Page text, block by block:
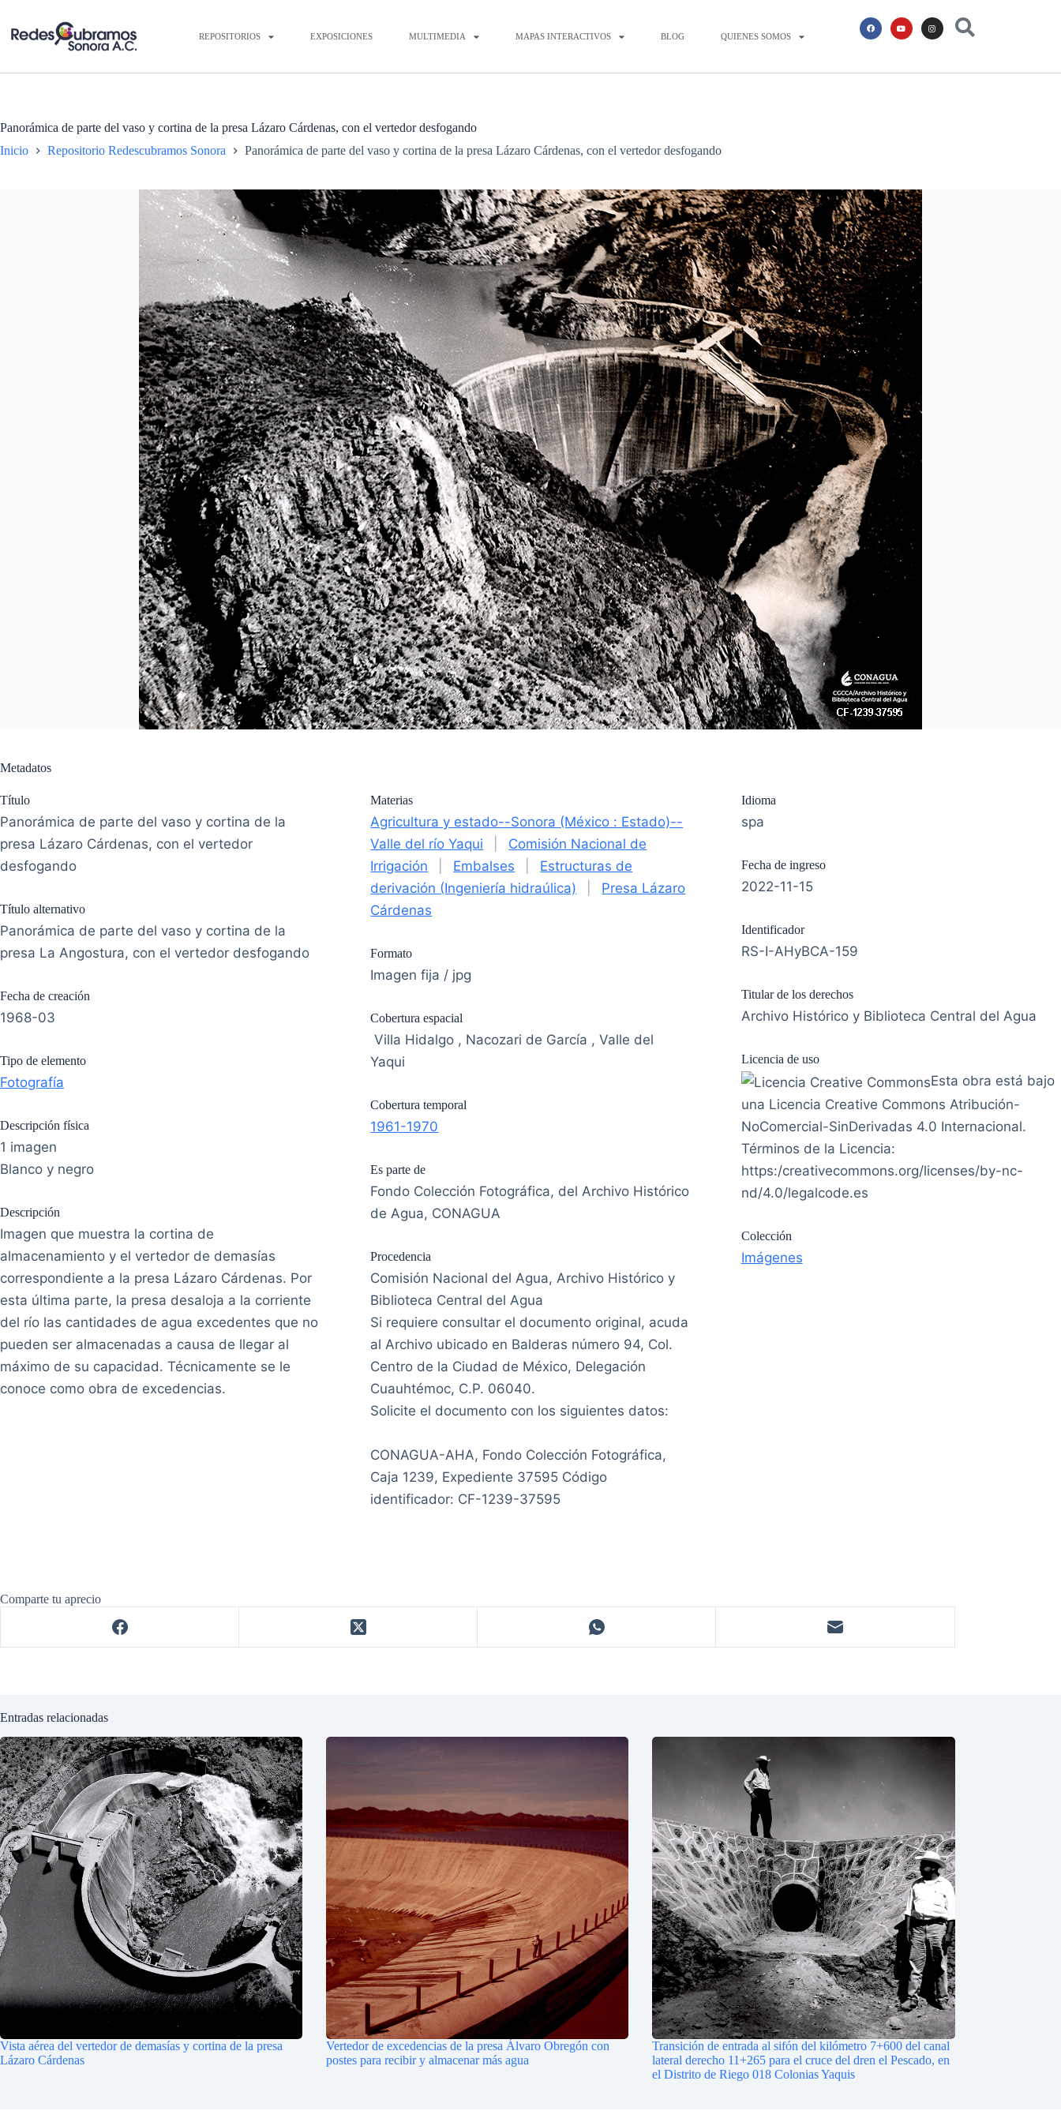
REPOSITORIOS EXPOSICIONES MULTIMEDIA MAPAS INTERACTIVOS BLOG QUIENES SOMOS
Panorámica de parte del vaso y cortina de la presa Lázaro Cárdenas, con el vertedor desfogando
Inicio
Repositorio Redescubramos Sonora Panorámica de parte del vaso y cortina de la presa Lázaro Cárdenas, con el vertedor desfogando
Metadatos
Título
Panorámica de parte del vaso y cortina de la
presa Lázaro Cárdenas, con el vertedor
desfogando
Título alternativo
Panorámica de parte del vaso y cortina de la
presa La Angostura, con el vertedor desfogando
Fecha de creación
1968-03
Tipo de elemento
Fotografía
Descripción física
1 imagen
Blanco y negro
Descripción
Imagen que muestra la cortina de
almacenamiento y el vertedor de demasías
correspondiente a la presa Lázaro Cárdenas. Por
esta última parte, la presa desaloja a la corriente
del río las cantidades de agua excedentes que no
pueden ser almacenadas a causa de llegar al
máximo de su capacidad. Técnicamente se le
conoce como obra de excedencias.
Materias
Agricultura y estado--Sonora (México : Estado)--
Valle del río Yaqui
Comisión Nacional de
Irrigación
Embalses
Estructuras de
derivación (Ingeniería hidraúlica)
Presa Lázaro
Cárdenas
Formato
Imagen fija / jpg
Cobertura espacial
Villa Hidalgo , Nacozari de García , Valle del
Yaqui
Cobertura temporal
1961-1970
Es parte de
Fondo Colección Fotográfica, del Archivo Histórico
de Agua, CONAGUA
Procedencia
Comisión Nacional del Agua, Archivo Histórico y
Biblioteca Central del Agua
Si requiere consultar el documento original, acuda
al Archivo ubicado en Balderas número 94, Col.
Centro de la Ciudad de México, Delegación
Cuauhtémoc, C.P. 06040.
Solicite el documento con los siguientes datos:
CONAGUA-AHA, Fondo Colección Fotográfica,
Caja 1239, Expediente 37595 Código
identificador: CF-1239-37595
Idioma
spa
Fecha de ingreso
2022-11-15
Identificador
RS-I-AHyBCA-159
Titular de los derechos
Archivo Histórico y Biblioteca Central del Agua
Licencia de uso
Esta obra está bajo
una Licencia Creative Commons Atribución-
NoComercial-SinDerivadas 4.0 Internacional.
Términos de la Licencia:
https:/creativecommons.org/licenses/by-nc-
nd/4.0/legalcode.es
Colección
Imágenes
Comparte tu aprecio
Entradas relacionadas
Vista aérea del vertedor de demasías y cortina de la presa
Lázaro Cárdenas
Vertedor de excedencias de la presa Álvaro Obregón con
postes para recibir y almacenar más agua
Transición de entrada al sifón del kilómetro 7+600 del canal
lateral derecho 11+265 para el cruce del dren el Pescado, en
el Distrito de Riego 018 Colonias Yaquis